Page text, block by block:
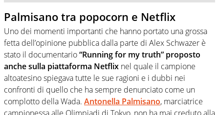
Palmisano tra popocorn e Netflix
Uno dei momenti importanti che hanno portato una grossa
fetta dell’opinione pubblica dalla parte di Alex Schwazer è
stato il documentario“Running for my truth” proposto
anche sulla piattaforma Netflix nel quale il campione
altoatesino spiegava tutte le sue ragioni e i dubbi nei
confronti di quello che ha sempre denunciato come un
complotto della Wada. Antonella Palmisano, marciatrice